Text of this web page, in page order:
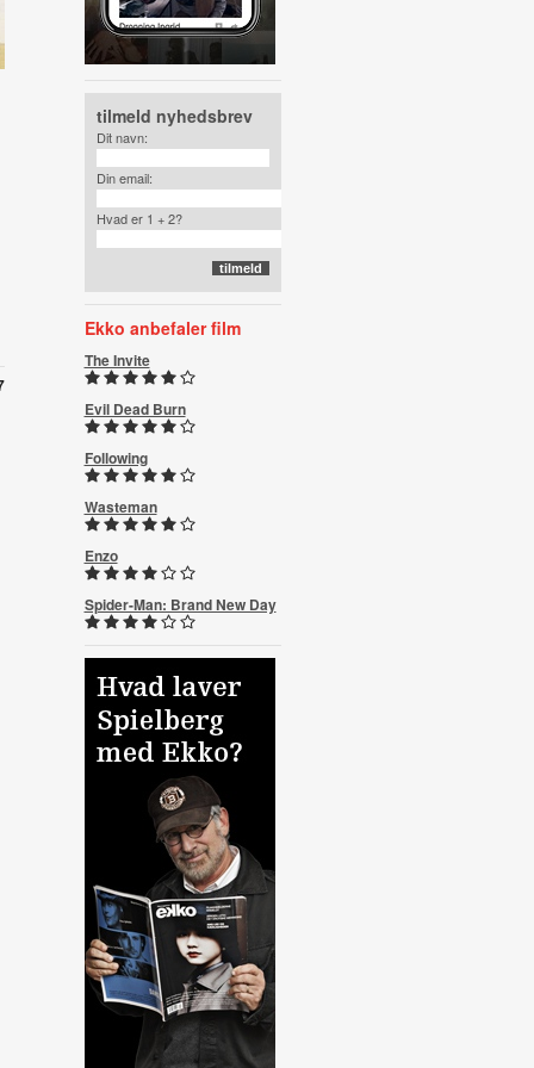
tilmeld nyhedsbrev
Dit navn:
Din email:
Hvad er 1 + 2?
Ekko anbefaler film
The Invite
Evil Dead Burn
Following
Wasteman
Enzo
Spider-Man: Brand New Day